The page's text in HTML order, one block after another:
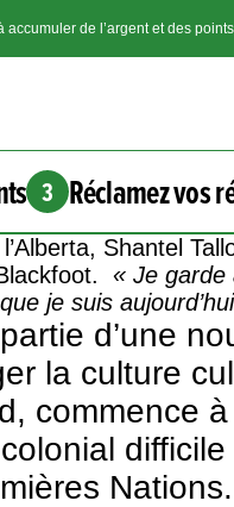
de l’argent et des
3 Réclamez vos
Shantel
« Je garde
je suis
d’une
la culture
commence